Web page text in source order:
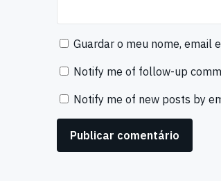
Guardar o meu nome, email
Notify me of follow-up
Notify me of new posts by